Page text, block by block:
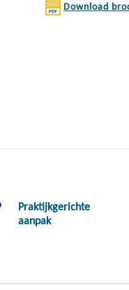
Download
Praktijkgerichte
aanpak